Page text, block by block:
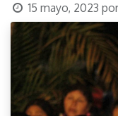
15 mayo, 2023